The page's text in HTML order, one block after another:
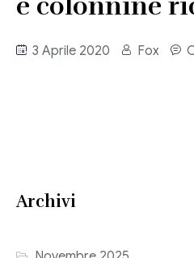
Consulenza Societaria
Consulenza del Lavoro
Pubblicazioni
3 Aprile 2020 Fox
Archivi